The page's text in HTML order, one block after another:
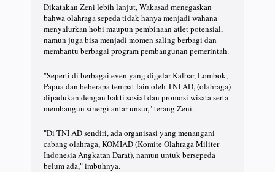
Dikatakan Zeni lebih lanjut, Wakasad menegaskan
bahwa olahraga sepeda tidak hanya menjadi wahana
menyalurkan hobi maupun pembinaan atlet potensial,
namun juga bisa menjadi momen saling berbagi dan
membantu berbagai program pembangunan pemerintah.
"Seperti di berbagai even yang digelar Kalbar, Lombok,
Papua dan beberapa tempat lain oleh TNI AD, (olahraga)
dipadukan dengan bakti sosial dan promosi wisata serta
membangun sinergi antar unsur," terang Zeni.
"Di TNI AD sendiri, ada organisasi yang menangani
cabang olahraga, KOMIAD (Komite Olahraga Militer
Indonesia Angkatan Darat), namun untuk bersepeda
belum ada," imbuhnya.